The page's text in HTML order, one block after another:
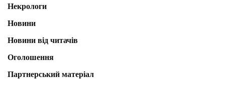
Некрологи
Новини
Новини від читачів
Оголошення
Партнерський матеріал